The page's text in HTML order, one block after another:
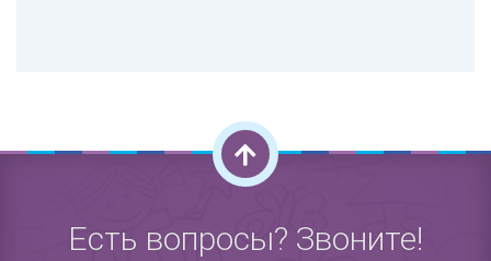
Есть вопросы? Звоните!